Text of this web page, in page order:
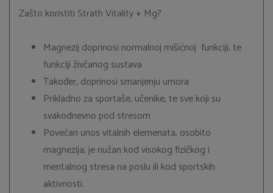
Zašto koristiti Strath Vitality + Mg?
Magnezij doprinosi normalnoj mišićnoj funkciji, te
funkciji živčanog sustava
Također, doprinosi smanjenju umora
Prikladno za sportaše, učenike, te sve koji su
svakodnevno pod stresom
Povećan unos vitalnih elemenata, osobito
magnezija, je nužan kod visokog fizičkog i
mentalnog stresa na poslu ili kod sportskih
aktivnosti.